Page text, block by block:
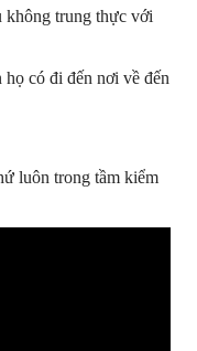
không trung thực với
họ có đi đến nơi về đến
luôn trong tầm kiểm